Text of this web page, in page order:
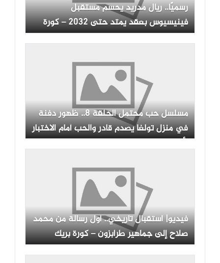
رسميًا.. ريال مدريد يحسم مستقبل
فينيسيوس بعقد يمتد حتى 2032 – كورة
بريك
مسلسل حب محتمل الحلقة 8.. ظهور دفنة
في منزل تولغا يصدم قادر والحب أمام الاختبار
الأصعب
فيديو| استقبال تاريخي.. أول رسالة من محمد
صلاح إلى جماهير طرابزون – كورة بريك